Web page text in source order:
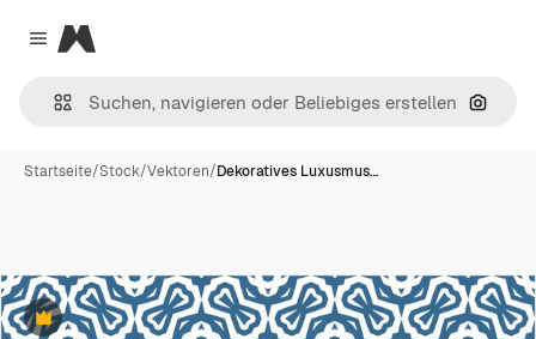
Close menu
Magnific
Nach
Startseite/Stock/Vektoren/Dekoratives Luxusmus…
Premium